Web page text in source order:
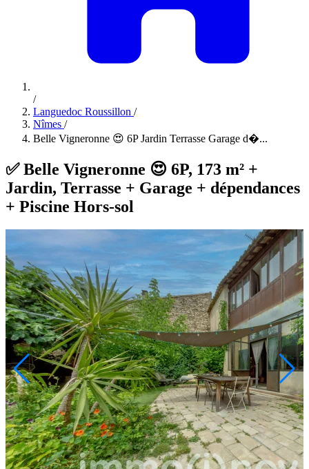
/
Languedoc Roussillon /
Nîmes /
Belle Vigneronne 😍 6P Jardin Terrasse Garage d�...
✅ Belle Vigneronne 😍 6P, 173 m² +
Jardin, Terrasse + Garage + dépendances
+ Piscine Hors-sol